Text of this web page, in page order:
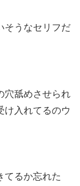
そうなセリフだ
穴舐めさせられ
け入れてるのウ
てるか忘れた